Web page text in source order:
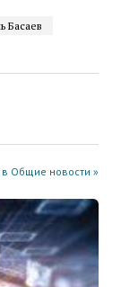
Басаев
Общие новости »